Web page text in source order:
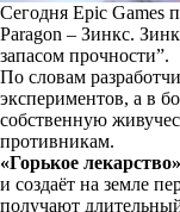
Сегодня Epic Games
Paragon – Зинкс.
запасом прочности”.
По словам
экспериментов, а в
собственную
противникам.
«Горькое лекарство»
и создаёт на земле
получают